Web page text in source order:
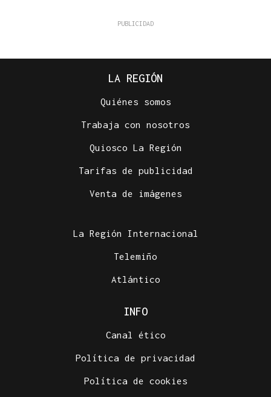
LA REGIÓN
Quiénes somos
Trabaja con nosotros
Quiosco La Región
Tarifas de publicidad
Venta de imágenes
La Región Internacional
Telemiño
Atlántico
INFO
Canal ético
Política de privacidad
Política de cookies